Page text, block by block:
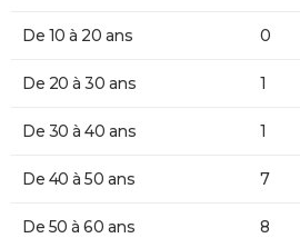
De 10 à 20 ans 0
De 20 à 30 ans 1
De 30 à 40 ans 1
De 40 à 50 ans 7
De 50 à 60 ans 8